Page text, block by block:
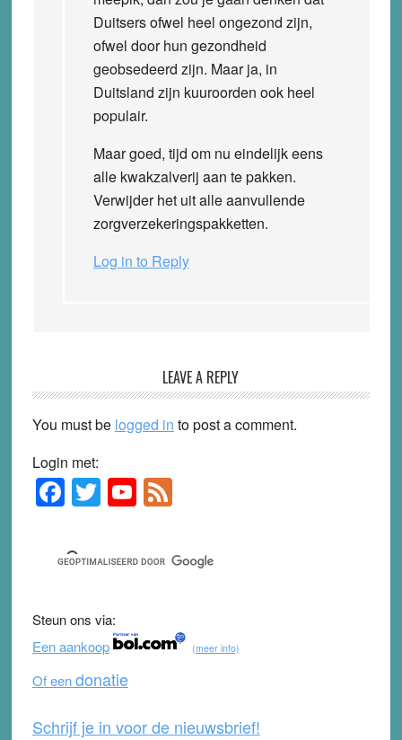
Duitsers ofwel heel ongezond zijn,
ofwel door hun gezondheid
geobsedeerd zijn. Maar ja, in
Duitsland zijn kuuroorden ook heel
populair.
Maar goed, tijd om nu eindelijk eens
alle kwakzalverij aan te pakken.
Verwijder het uit alle aanvullende
zorgverzekeringspakketten.
Log in to Reply
LEAVE A REPLY
You must be logged in to post a comment.
Login met:
Primary
Sidebar
F
a
c
e
b
o
o
k
T
wi
tt
er
Y
o
u
T
b
e
F
e
d
Steun ons via:
Een aankoop
(meer info)
Of eendonatie
Schrijf je in voor de nieuwsbrief!